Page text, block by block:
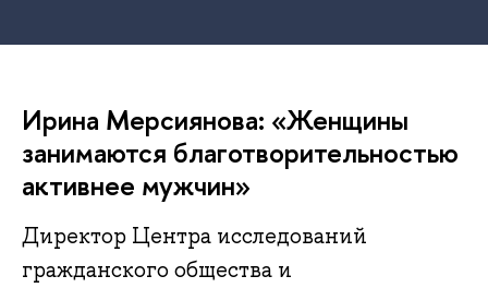
Ирина Мерсиянова: «Женщины
занимаются благотворительностью
активнее мужчин»
Директор Центра исследований
гражданского общеcтва и